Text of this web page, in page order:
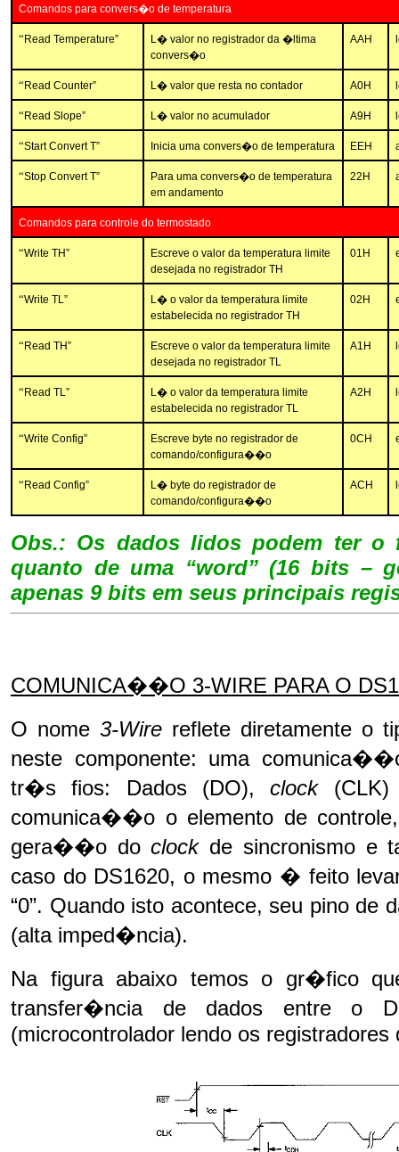
Comandos para convers�o de temperatura
“Read Temperature”
L� valor no registrador da �ltima
convers�o
AAH
“Read Counter” L� valor que resta no contador A0H
“Read Slope” L� valor no acumulador A9H
“Start Convert T” Inicia uma convers�o de temperatura EEH
“Stop Convert T”
Para uma convers�o de temperatura
em andamento
22H
Comandos para controle do termostado
“Write TH”
Escreve o valor da temperatura limite
desejada no registrador TH
01H
“Write TL”
L� o valor da temperatura limite
estabelecida no registrador TH
02H
“Read TH”
Escreve o valor da temperatura limite
desejada no registrador TL
A1H
“Read TL”
L� o valor da temperatura limite
estabelecida no registrador TL
A2H
“Write Config”
Escreve byte no registrador de
comando/configura��o
0CH
“Read Config”
L� byte do registrador de
comando/configura��o
ACH
Obs.: Os dados lidos podem ter o
quanto de uma “word” (16 bits –
apenas 9 bits em seus principais
COMUNICA��O 3-WIRE PARA O
O nome 3-Wire reflete diretamente o
neste componente: uma
tr�s fios: Dados (DO),clock
comunica��o o elemento de
gera��o doclockde sincronismo e
caso do DS1620, o mesmo � feito
“0”. Quando isto acontece, seu pino
(alta imped�ncia).
Na figura abaixo temos o gr�fico
transfer�ncia de dados entre o
(microcontrolador lendo os registradores